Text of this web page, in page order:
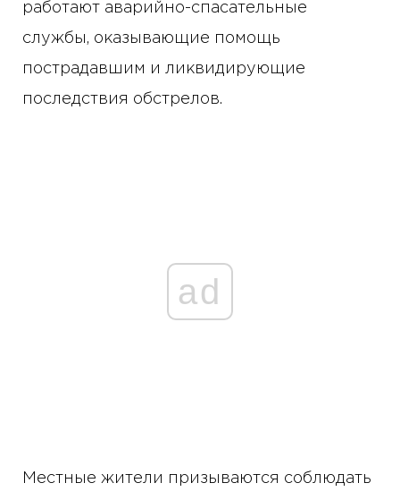
работают аварийно-спасательные
службы, оказывающие помощь
пострадавшим и ликвидирующие
последствия обстрелов.
ad
Местные жители призываются соблюдать